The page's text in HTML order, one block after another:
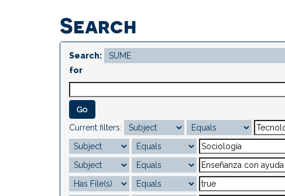
Search
Search:
for
Current filters: